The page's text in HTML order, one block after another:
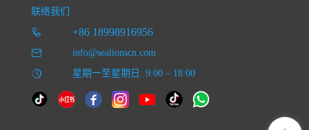
联络我们
+86 18998916956
info@sealionscn.com
星期一至星期日: 9:00 – 18:00